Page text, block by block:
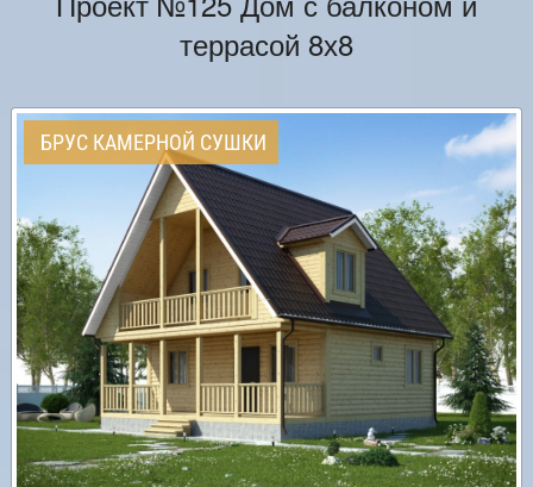
террасой 8х8
БРУС КАМЕРНОЙ СУШКИ